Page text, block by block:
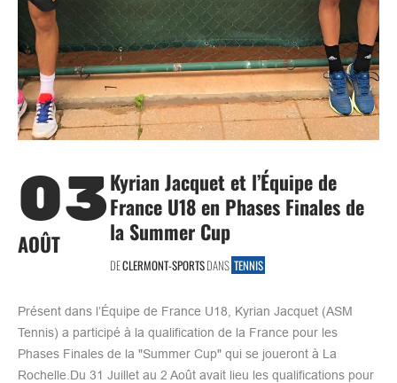
03
AOÛT
Kyrian Jacquet et l’Équipe de
France U18 en Phases Finales de
la Summer Cup
DECLERMONT-SPORTSDANS TENNIS
Présent dans l’Équipe de France U18, Kyrian Jacquet (ASM
Tennis) a participé à la qualification de la France pour les
Phases Finales de la "Summer Cup" qui se joueront à La
Rochelle.Du 31 Juillet au 2 Août avait lieu les qualifications pour